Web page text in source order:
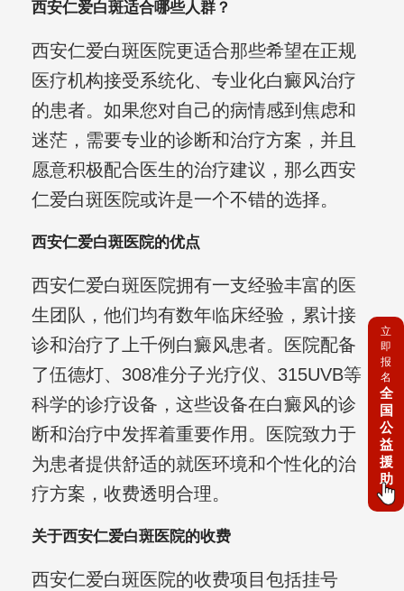
西安仁爱白斑适合哪些人群？
西安仁爱白斑医院更适合那些希望在正规
医疗机构接受系统化、专业化白癜风治疗
的患者。如果您对自己的病情感到焦虑和
迷茫，需要专业的诊断和治疗方案，并且
愿意积极配合医生的治疗建议，那么西安
仁爱白斑医院或许是一个不错的选择。
西安仁爱白斑医院的优点
西安仁爱白斑医院拥有一支经验丰富的医
生团队，他们均有数年临床经验，累计接
诊和治疗了上千例白癜风患者。医院配备
了伍德灯、308准分子光疗仪、315UVB等
科学的诊疗设备，这些设备在白癜风的诊
断和治疗中发挥着重要作用。医院致力于
为患者提供舒适的就医环境和个性化的治
疗方案，收费透明合理。
关于西安仁爱白斑医院的收费
西安仁爱白斑医院的收费项目包括挂号
立
即
报
名
全
国
公
益
援
助